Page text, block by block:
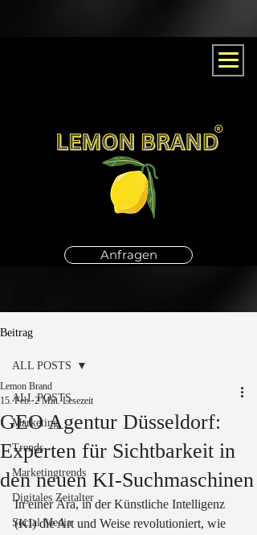
Anfragen
Beitrag
ALL POSTS
Marketing
Trends
Marketingtrends
Digitales Zeitalter
Social Media
ALL POSTS
GEO Agentur Düsseldorf:
Experten für Sichtbarkeit in
den neuen KI-Suchmaschinen
Lemon Brand
15. Feb. 2 Min. Lesezeit
In einer Ära, in der Künstliche Intelligenz
(KI) die Art und Weise revolutioniert, wie